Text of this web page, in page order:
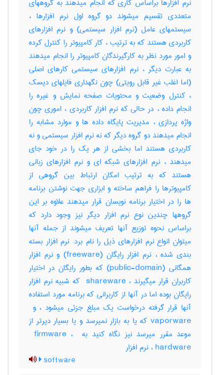
نرم افزارها براساس کاری که انجام میدهند به گروههای
متعددی تقسیم میشوند دو گروه اول نرم افزارها ،
سیستمهای عامل (نرم افزار سیستمی) و نرم افزارهای
کاربردی هستند که به ترتیب ، کار کامپیوتر را کنترل کرده
و امور مورد نظر به کارگیرندگان کامپیوتر را انجام میدهند
به عبارت دیگر ، نرم افزارهای سیستمی کارهای اصلی
(اما اغلب غیر قابل رویتی) چون نگهداری فایلهای دیسک
، کنترل وضعیت و محتویات صفحه نمایش و غیره را
انجام داده ، در حالی که نرم افزار کاربردی ، اموری چون
واژه پردازی ، مدیریت پایگاه داده ها و موارد مشابه را
انجام میدهند دو گروه دیگر که نه نرم افزار سیستمی و نه
کاربردی هستند اما بخشی از هر یک را در خود جای
میدهند ، نرم افزارهای شبکه ای و نرم افزارهای زبانی
هستند که به ترتیب امکان ارتباط بین گروهی از
کامپیوترها را فراهم ساخته و ابزاری جهت نوشتن برنامه
ها را در اختیار برنامه نویسان قرار میدهند علاوه بر این
گروهها چندین نوع نرم افزار دیگر نیز وجود دارد که
براساس نحوه توزیع آنها تعریف میشوند از جمله آنها
میتوان انواع نرم افزارهای ذیل را نام برد: نرم افزار بسته
بندی شده ، نرم افزار رایگان (‎freeware) و نرم افزار
همگانی (‎public-domain) که بطور رایگان در اختیار
کاربران قرار میگیرند ، ‎ shareware که شبیه نرم افزار
رایگان بوده اما در آنها از کاربرانی که برنامه مورد استفاده
vaporware که یا به بازار نمیرسد و یا بسیار دیرتر از
موعد مقرر میرسد نیز نگاه کنید به ‎ firmware ، ‎
hardware ، نرم ‌افزار
software